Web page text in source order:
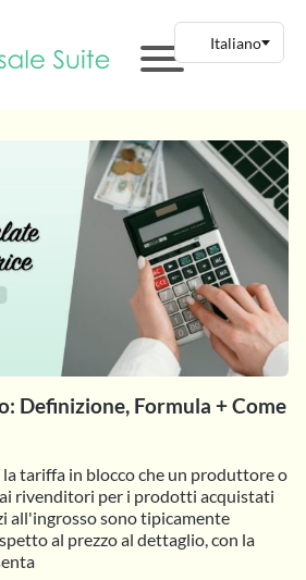
Definizione, Formula + Come
tariffa in blocco che un produttore o
rivenditori per i prodotti acquistati
all'ingrosso sono tipicamente
al prezzo al dettaglio, con la